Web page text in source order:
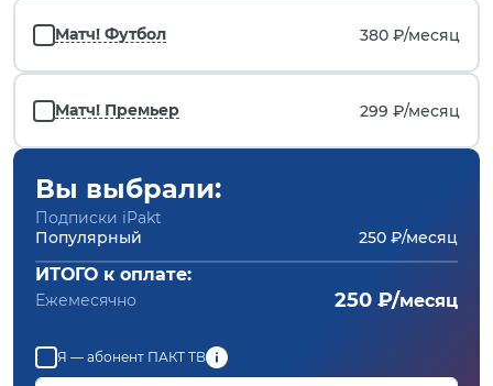
Матч! Футбол 380 ₽/месяц
Матч! Премьер 299 ₽/месяц
Вы выбрали:
Подписки iPakt
Популярный
250 ₽/месяц
ИТОГО к оплате:
Ежемесячно 250 ₽/месяц
Я — абонент ПАКТ ТВ